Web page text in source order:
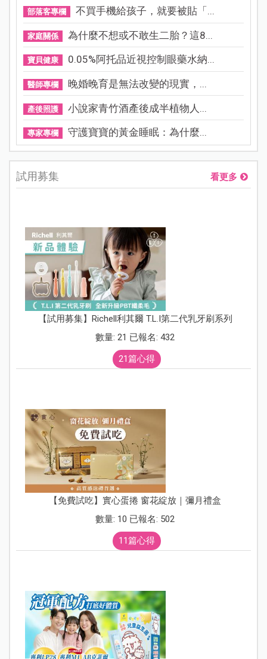
部落客專欄 不買手機給孩子，就要被貼「...
家庭關係 為什麼不想或不敢生二胎？這8...
寶貝健康 0.05%阿托品近視控制眼藥水納...
醫師專欄 晚婚晚育是無法改變的現實，...
產後照護 小說家青竹酒產後成半植物人...
專家專欄 守護寶寶的黃金睡眠：為什麼...
試用募集 看更多
【試用募集】Richell利其爾 T.L.I第二代乳牙刷系列
數量: 21 已報名: 432
21篇心得
【免費試吃】實心蛋捲 窗花綻放｜彌月禮盒
數量: 10 已報名: 502
11篇心得